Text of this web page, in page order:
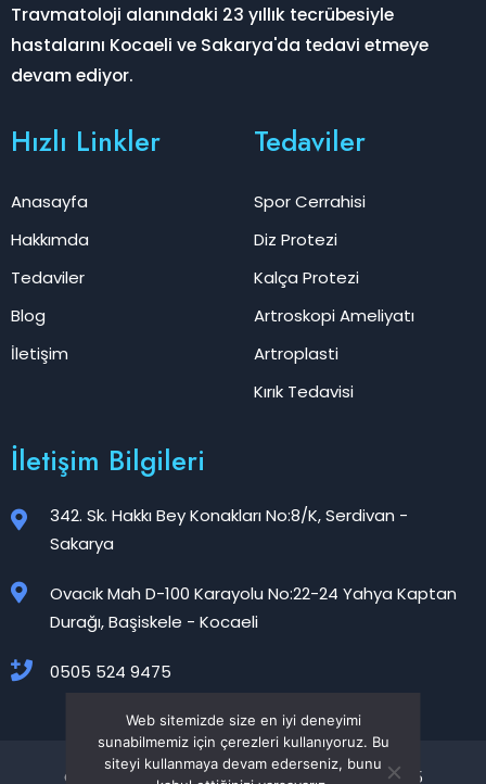
Travmatoloji alanındaki 23 yıllık tecrübesiyle
hastalarını Kocaeli ve Sakarya'da tedavi etmeye
devam ediyor.
Hızlı Linkler
Anasayfa
Hakkımda
Tedaviler
Blog
İletişim
Tedaviler
Spor Cerrahisi
Diz Protezi
Kalça Protezi
Artroskopi Ameliyatı
Artroplasti
Kırık Tedavisi
İletişim Bilgileri
342. Sk. Hakkı Bey Konakları No:8/K, Serdivan -
Sakarya
Ovacık Mah D-100 Karayolu No:22-24 Yahya Kaptan
Durağı, Başiskele - Kocaeli
0505 524 9475
Op. Dr. Ozan Akca Resmi Web Sitesidir ©2025
Web sitemizde size en iyi deneyimi
sunabilmemiz için çerezleri kullanıyoruz. Bu
siteyi kullanmaya devam ederseniz, bunu